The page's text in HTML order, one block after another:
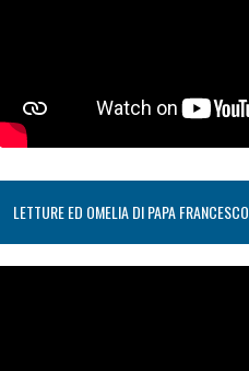
LETTURE ED OMELIA DI PAPA FRANCESCO